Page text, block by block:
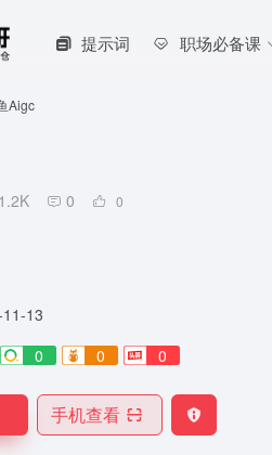
提示词 职场必备课
Aigc
1.2K 0 0
13
0 0 0
手机查看